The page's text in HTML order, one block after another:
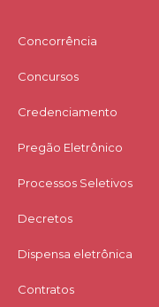
Concorrência
Concursos
Credenciamento
Pregão Eletrônico
Processos Seletivos
Decretos
Dispensa eletrônica
Contratos